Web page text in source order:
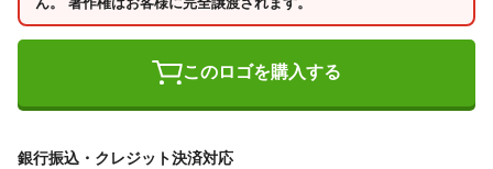
このロゴを購入する
銀行振込・クレジット決済対応